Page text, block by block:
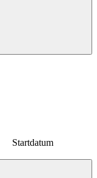
Startdatum